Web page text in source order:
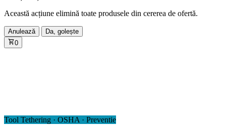
Această acțiune elimină toate produsele din cererea de ofertă.
Anulează
Da, golește
0
Tool Tethering · OSHA · Preventie